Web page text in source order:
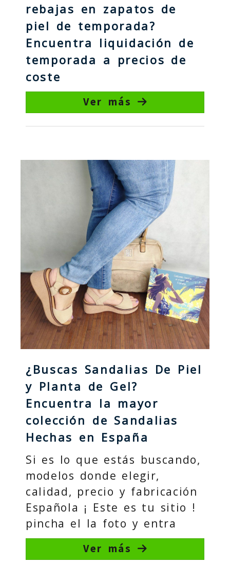
rebajas en zapatos de
piel de temporada?
Encuentra liquidación de
temporada a precios de
coste
Ver más
¿Buscas Sandalias De Piel
y Planta de Gel?
Encuentra la mayor
colección de Sandalias
Hechas en España
Si es lo que estás buscando,
modelos donde elegir,
calidad, precio y fabricación
Española ¡ Este es tu sitio !
pincha el la foto y entra
Ver más